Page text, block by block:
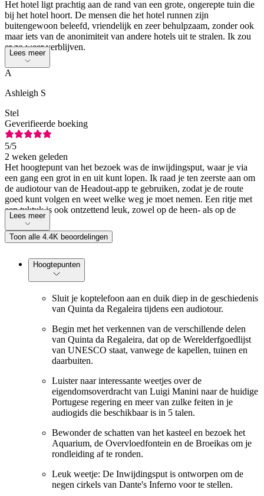
Het hotel ligt prachtig aan de rand van een grote, ongerepte tuin die
bij het hotel hoort. De mensen die het hotel runnen zijn
buitengewoon beleefd, vriendelijk en zeer behulpzaam, zonder ook
maar iets van de anonimiteit van andere hotels uit te stralen. Ik zou
er zo weer verblijven.
Lees meer
A
Ashleigh S
Stel
Geverifieerde boeking
5/5
2 weken geleden
Het hoogtepunt van het bezoek was de inwijdingsput, waar je via
een gang een grot in en uit kunt lopen. Ik raad je ten zeerste aan om
de audiotour van de Headout-app te gebruiken, zodat je de route
goed kunt volgen en weet welke weg je moet nemen. Een ritje met
een tuktuk is ook ontzettend leuk, zowel op de heen- als op de
terugweg.
Lees meer
Toon alle 4.4K beoordelingen
Hoogtepunten
Sluit je koptelefoon aan en duik diep in de geschiedenis
van Quinta da Regaleira tijdens een audiotour.
Begin met het verkennen van de verschillende delen
van Quinta da Regaleira, dat op de Werelderfgoedlijst
van UNESCO staat, vanwege de kapellen, tuinen en
daarbuiten.
Luister naar interessante weetjes over de
eigendomsoverdracht van Luigi Manini naar de huidige
Portugese regering en meer van zulke feiten in je
audiogids die beschikbaar is in 5 talen.
Bewonder de schatten van het kasteel en bezoek het
Aquarium, de Overvloedfontein en de Broeikas om je
rondleiding af te ronden.
Leuk weetje: De Inwijdingsput is ontworpen om de
negen cirkels van Dante's Inferno voor te stellen.